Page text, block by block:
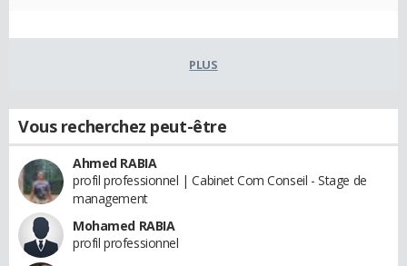
PLUS
Vous recherchez peut-être
Ahmed RABIA
profil professionnel | Cabinet Com Conseil - Stage de
management
Mohamed RABIA
profil professionnel